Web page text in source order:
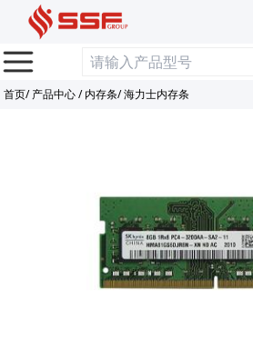
首页/产品中心/内存条/海力士内存条